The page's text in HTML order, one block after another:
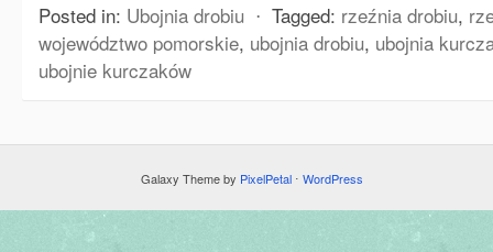
Posted in: Ubojnia drobiu ⋅ Tagged: rzeźnia drobiu,
województwo pomorskie, ubojnia drobiu, ubojnia
ubojnie kurczaków
Galaxy Theme by PixelPetal ⋅ WordPress